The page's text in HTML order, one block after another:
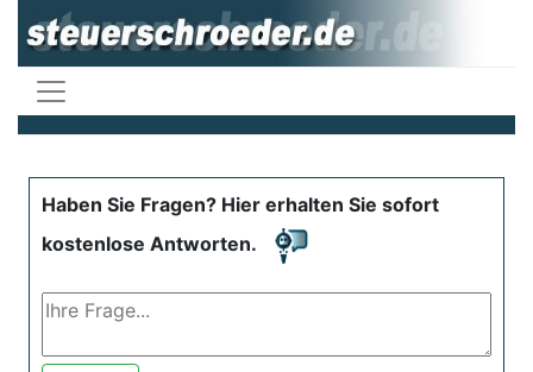
Haben Sie Fragen? Hier erhalten Sie sofort
kostenlose Antworten.